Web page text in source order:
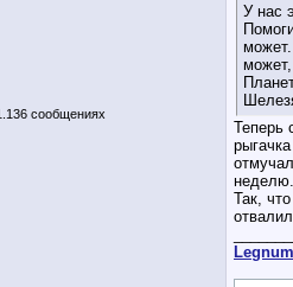
сообщениях
У нас
Теперь
неделю.
Так,
Legnum